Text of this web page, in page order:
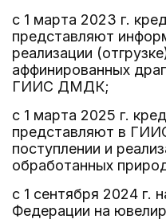
с 1 марта 2023 г.
представляют
реализации
аффинированных
ГИИС ДМДК;
с 1 марта 2025 г.
представляют в
поступлении и
обработанных
с 1 сентября 2024 г.
Федерации на